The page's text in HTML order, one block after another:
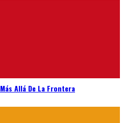
Allá De La Frontera